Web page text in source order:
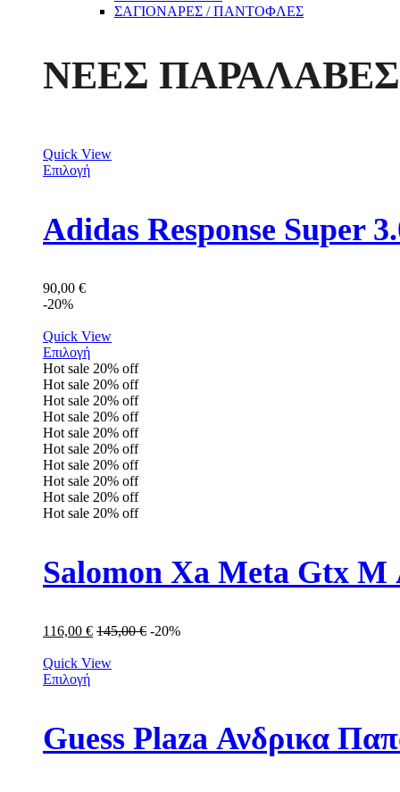
ΣΑΓΙΟΝΑΡΕΣ / ΠΑΝΤΟΦΛΕΣ
ΝΕΕΣ ΠΑΡΑΛΑΒΕΣ
Quick View
Επιλογή
Adidas Response Super
90,00 €
-20%
Quick View
Επιλογή
Hot sale 20% off
Hot sale 20% off
Hot sale 20% off
Hot sale 20% off
Hot sale 20% off
Hot sale 20% off
Hot sale 20% off
Hot sale 20% off
Hot sale 20% off
Hot sale 20% off
Salomon Xa Meta Gtx M
116,00 € 145,00€ -20%
Quick View
Επιλογή
Guess Plaza Ανδρικα